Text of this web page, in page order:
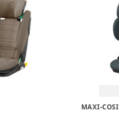
MAXI-COSI